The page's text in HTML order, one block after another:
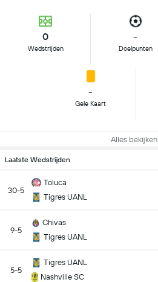
0
Wedstrijden
-
Doelpunten
-
Gele Kaart
Alles bekijken
Laatste Wedstrijden
30-5
Toluca
Tigres UANL
9-5
Chivas
Tigres UANL
5-5
Tigres UANL
Nashville SC